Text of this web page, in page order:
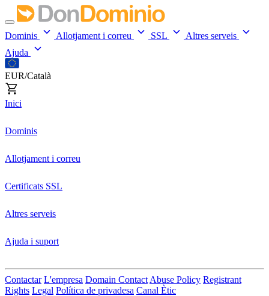
Dominis Allotjament i correu SSL
Altres serveis
Ajuda
EUR/Català
Inici
Dominis
Allotjament i correu
Certificats SSL
Altres serveis
Ajuda i suport
Contactar L'empresa Domain Contact Abuse Policy Registrant
Rights Legal Política de privadesa Canal Ètic